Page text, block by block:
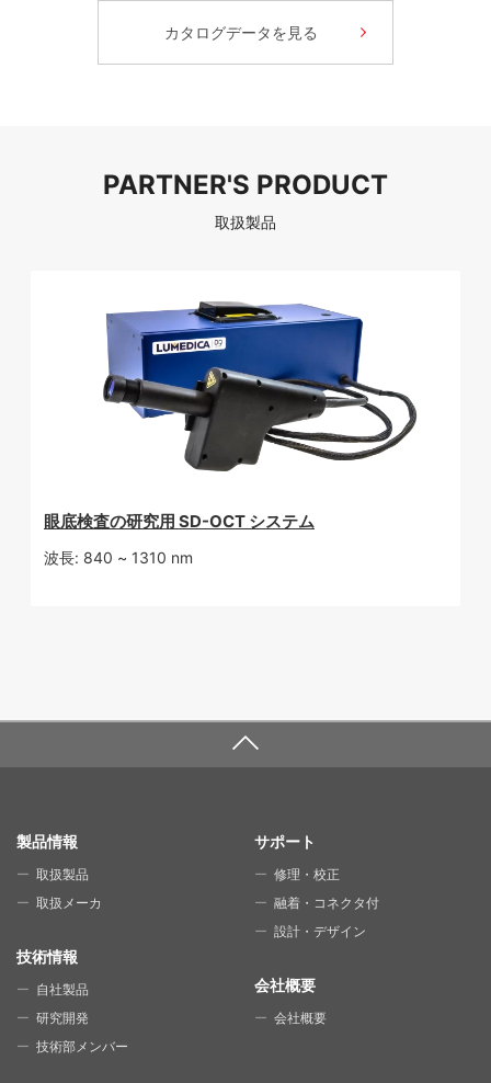
カタログデータを見る
PARTNER'S PRODUCT
取扱製品
眼底検査の研究用 SD-OCT システム
波長: 840 ~ 1310 nm
SITE MAP
製品情報
取扱製品
取扱メーカ
技術情報
自社製品
研究開発
技術部メンバー
サポート
修理・校正
融着・コネクタ付
設計・デザイン
会社概要
会社概要